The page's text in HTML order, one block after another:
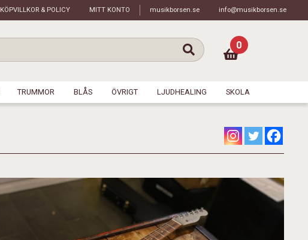
KÖPVILLKOR & POLICY MITT KONTO musikborsen.se info@musikborsen.se
0
TRUMMOR BLÅS ÖVRIGT LJUDHEALING SKOLA